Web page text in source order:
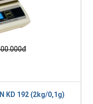
KD 192 (2kg/0,1g)